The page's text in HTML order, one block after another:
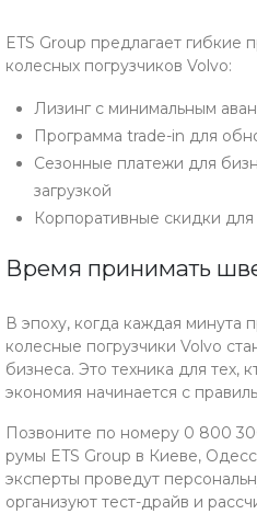
ETS Group предлагает
колесных погрузчиков Volvo:
Лизинг с минимальным
Программа trade-in для
Сезонные платежи для
загрузкой
Корпоративные скидки
Время принимать
В эпоху, когда каждая минута
колесные погрузчики Volvo
бизнеса. Это техника для тех,
экономия начинается с
Позвоните по номеру 0 800
румы ETS Group в Киеве,
эксперты проведут
организуют тест-драйв и